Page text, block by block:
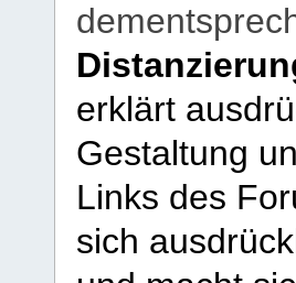
erklärt
Gestaltung
Links des
sich